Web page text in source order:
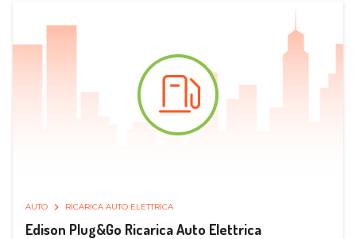
AUTO RICARICA AUTO ELETTRICA
Edison Plug&Go Ricarica Auto Elettrica